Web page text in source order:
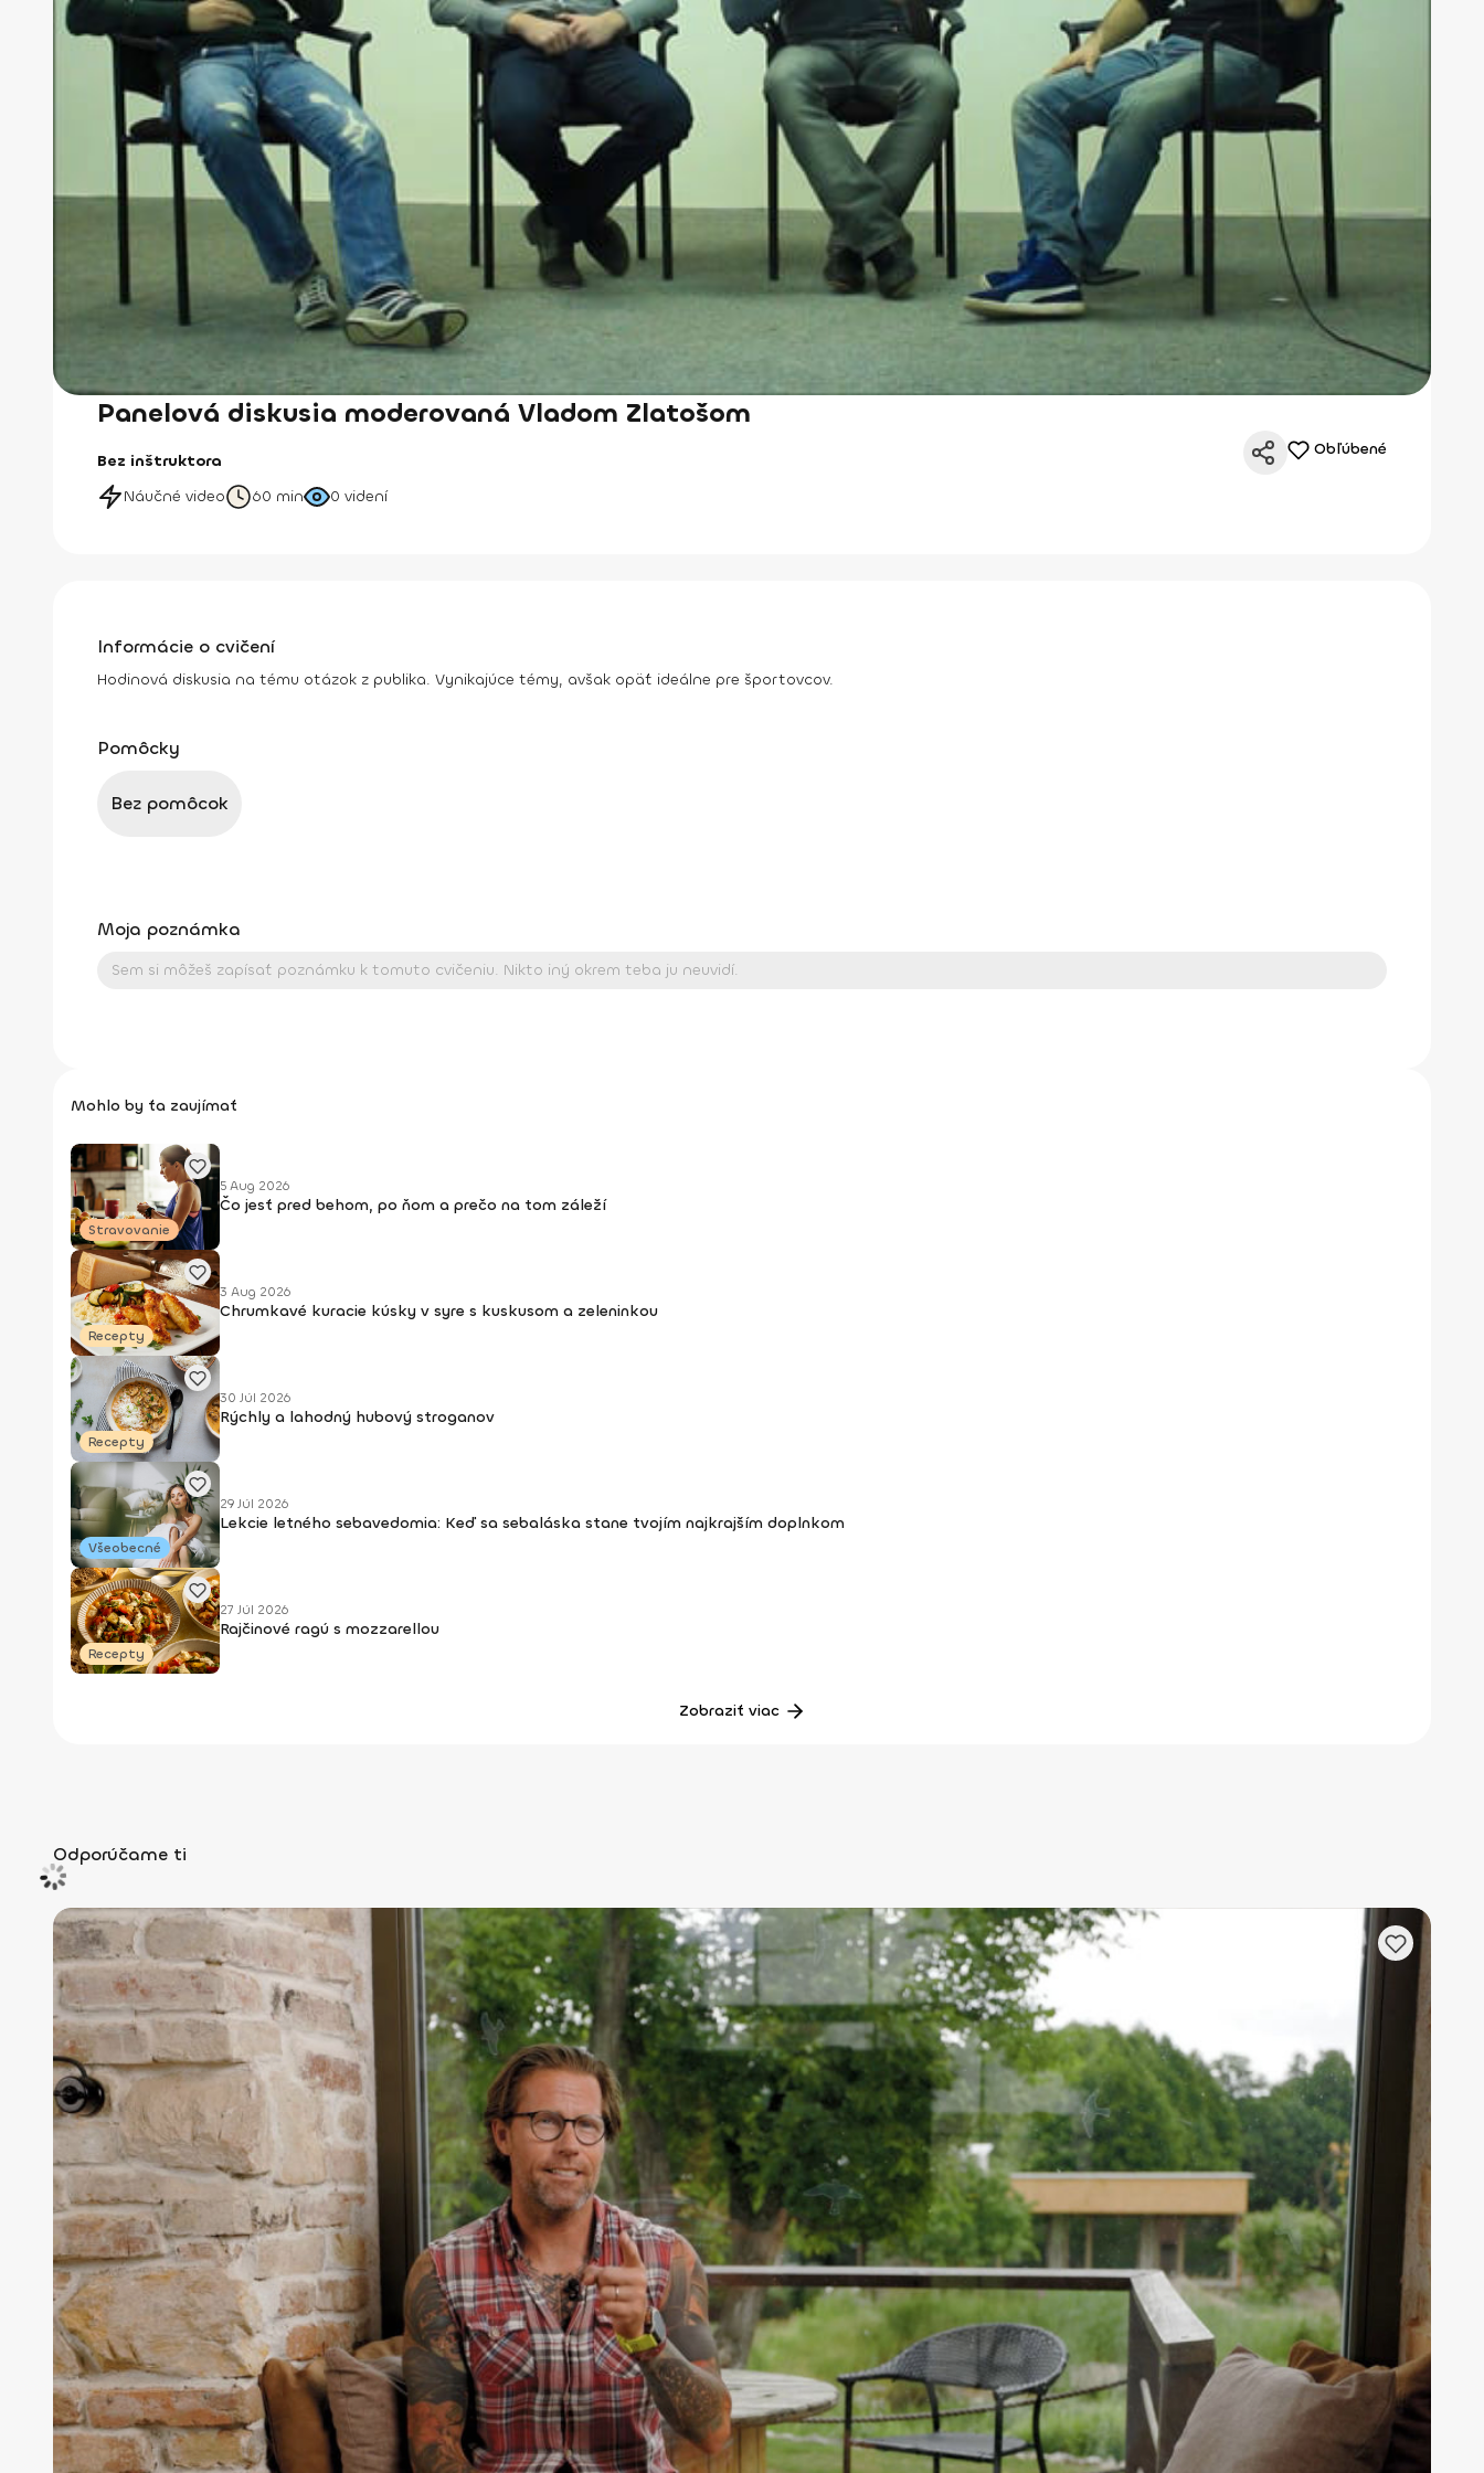
Panelová diskusia moderovaná Vladom Zlatošom
Bez inštruktora
Náučné video
60 min 0 videní
Obľúbené
Informácie o cvičení
Hodinová diskusia na tému otázok z publika. Vynikajúce témy, avšak opäť ideálne pre športovcov.
Pomôcky
Bez pomôcok
Moja poznámka
Mohlo by ťa zaujímať
Stravovanie
5 Aug 2026
Čo jesť pred behom, po ňom a prečo na tom záleží
Recepty
3 Aug 2026
Chrumkavé kuracie kúsky v syre s kuskusom a zeleninkou
Recepty
30 Júl 2026
Rýchly a lahodný hubový stroganov
Všeobecné
29 Júl 2026
Lekcie letného sebavedomia: Keď sa sebaláska stane tvojím najkrajším doplnkom
Recepty
27 Júl 2026
Rajčinové ragú s mozzarellou
Zobraziť viac
Odporúčame ti